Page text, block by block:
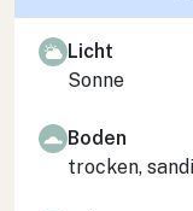
Licht
Sonne
Boden
trocken,